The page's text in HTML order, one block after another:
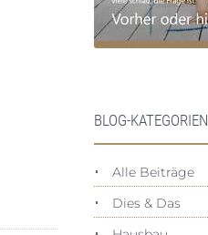
BLOG-KATEGORIEN
Alle Beiträge
Dies & Das